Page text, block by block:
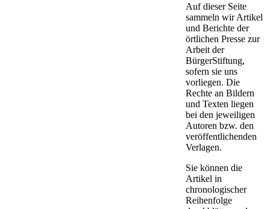
Auf dieser Seite
sammeln wir Artikel
und Berichte der
örtlichen Presse zur
Arbeit der
BürgerStiftung,
sofern sie uns
vorliegen. Die
Rechte an Bildern
und Texten liegen
bei den jeweiligen
Autoren bzw. den
veröffentlichenden
Verlagen.
Sie können die
Artikel in
chronologischer
Reihenfolge